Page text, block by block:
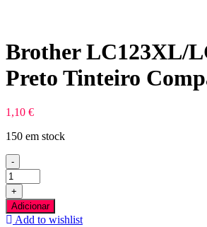
Brother LC123XL/
Preto Tinteiro
1,10 €
150 em stock
-
Quantidade
de
Brother
LC123XL/LC121XL
+
Adicionar
Add to wishlist